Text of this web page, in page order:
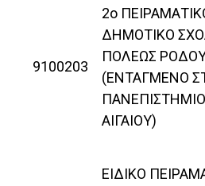
9100203
2ο
ΔΗΜΟΤΙΚΟ
ΠΟΛΕΩΣ
(ΕΝΤΑΓΜΕΝΟ
ΠΑΝΕΠΙΣΤΗΜΙΟ
ΑΙΓΑΙΟΥ)
ΕΙΔΙΚΟ